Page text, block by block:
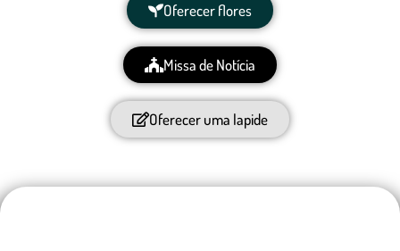
Oferecer flores
Missa de Notícia
Oferecer uma lapide